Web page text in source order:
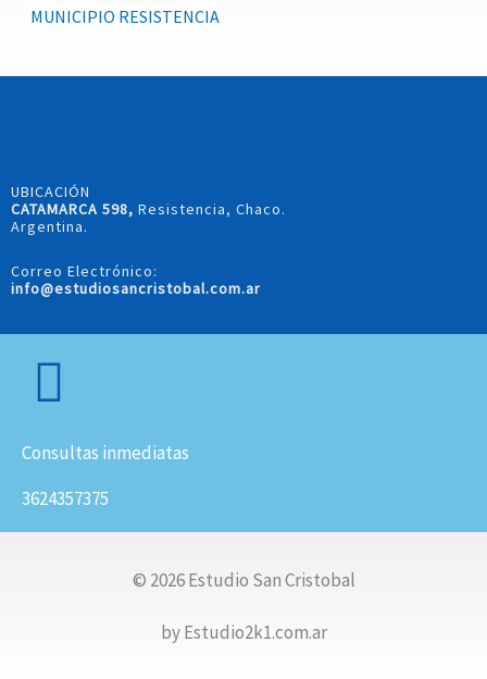
MUNICIPIO RESISTENCIA
UBICACIÓN
CATAMARCA 598, Resistencia, Chaco.
Argentina.
Correo Electrónico:
info@estudiosancristobal.com.ar
Consultas inmediatas
3624357375
© 2026 Estudio San Cristobal
by Estudio2k1.com.ar